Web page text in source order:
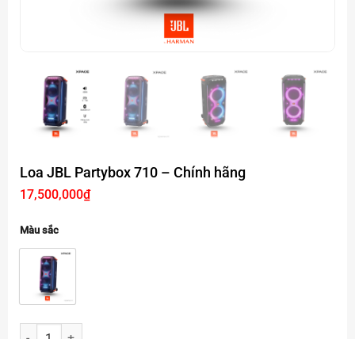
Loa JBL Partybox 710 – Chính hãng
17,500,000₫
Màu sắc
Loa JBL Partybox 710 - Chính hãng số lượng